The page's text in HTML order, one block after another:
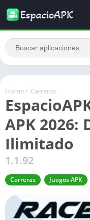
Home / Carreras
APK 2026:
Ilimitado
1.1.92
Carreras Juegos APK